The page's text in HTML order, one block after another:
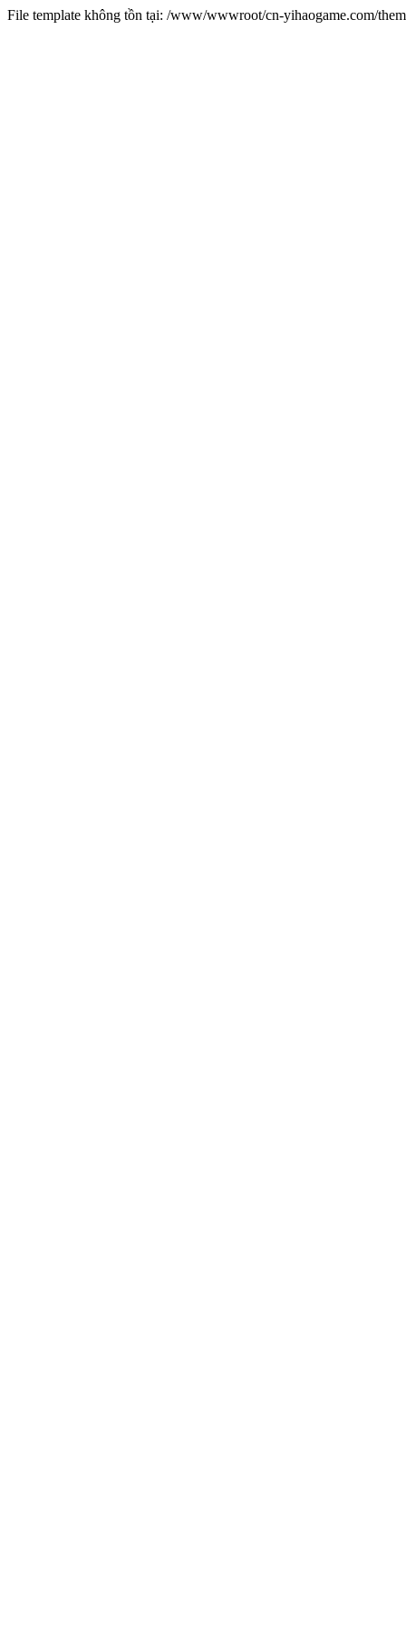
File template không tồn tại: /www/wwwroot/cn-yihaogame.com/